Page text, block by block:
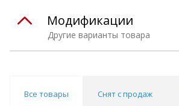
Другие варианты товара
Модификации
Все товары Снят с продаж